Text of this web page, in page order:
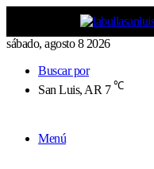
sábado, agosto 8 2026
Buscar por
San Luis, AR 7 ℃
Menú